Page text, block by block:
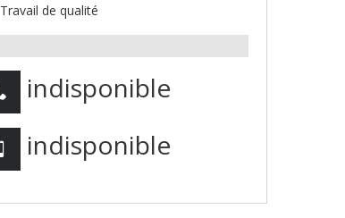
Travail de qualité
indisponible
indisponible